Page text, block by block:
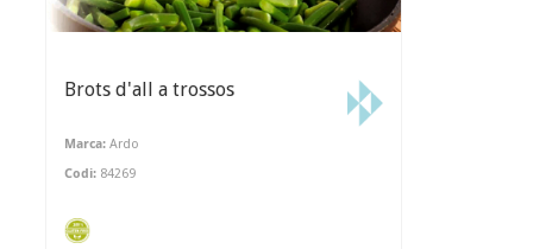
Brots d'all a trossos
Marca: Ardo
Codi: 84269